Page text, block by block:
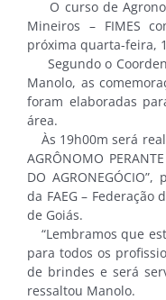
O curso de
Mineiros – FIMES
próxima quarta-feira,
Segundo o
Manolo, as
foram elaboradas
área.
Às 19h00m será
AGRÔNOMO
DO
da FAEG –
de Goiás.
“Lembramos que
para todos os
de brindes e será
ressaltou Manolo.